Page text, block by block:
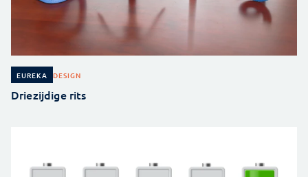
EUREKA DESIGN
Driezijdige rits